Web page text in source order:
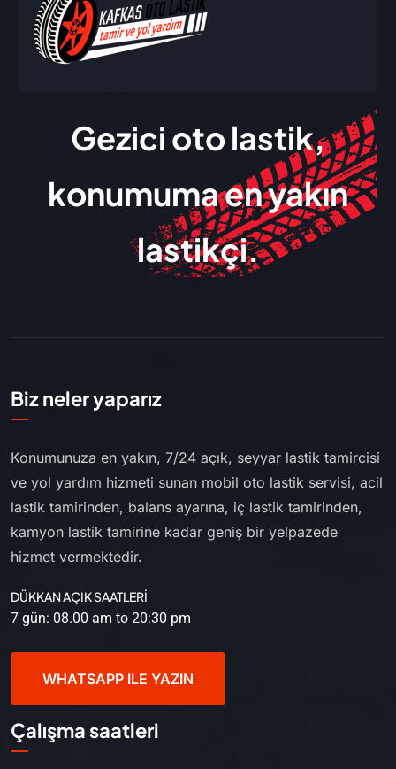
Gezici oto lastik,
konumuma en yakın
lastikçi.
Biz neler yaparız
Konumunuza en yakın, 7/24 açık, seyyar lastik tamircisi
ve yol yardım hizmeti sunan mobil oto lastik servisi, acil
lastik tamirinden, balans ayarına, iç lastik tamirinden,
kamyon lastik tamirine kadar geniş bir yelpazede
hizmet vermektedir.
DÜKKAN AÇIK SAATLERİ
7 gün: 08.00 am to 20:30 pm
WHATSAPP ILE YAZIN
Çalışma saatleri